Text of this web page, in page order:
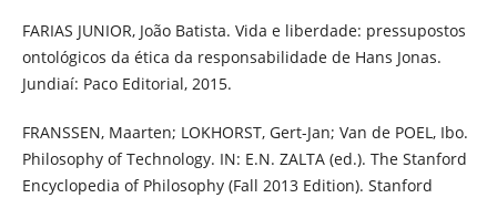
FARIAS JUNIOR, João Batista. Vida e liberdade: pressupostos
ontológicos da ética da responsabilidade de Hans Jonas.
Jundiaí: Paco Editorial, 2015.
FRANSSEN, Maarten; LOKHORST, Gert-Jan; Van de POEL, Ibo.
Philosophy of Technology. IN: E.N. ZALTA (ed.). The Stanford
Encyclopedia of Philosophy (Fall 2013 Edition). Stanford